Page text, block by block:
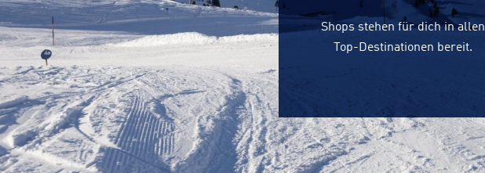
Shops stehen für dich in allen
Top-Destinationen bereit.